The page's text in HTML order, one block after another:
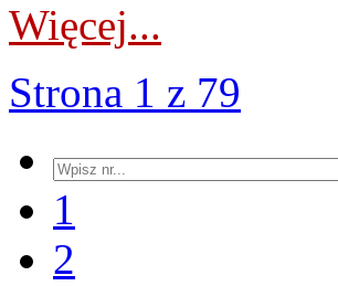
Więcej...
Strona 1 z 79
1
2